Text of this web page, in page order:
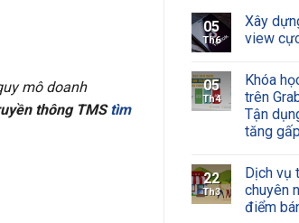
mô doanh
thông TMStìm
05
Th6
Xây
view
05
Th4
Khóa
trên
Tận
tăng
22
Th3
Dịch vụ
chuyên
điểm